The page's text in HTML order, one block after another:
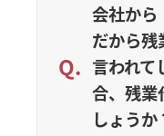
会社から
だから残
言われて
合、残業
しょうか